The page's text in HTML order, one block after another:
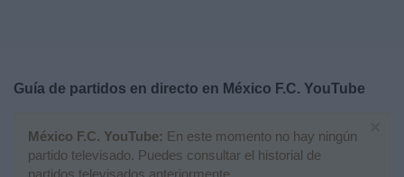
Guía de partidos en directo en México F.C. YouTube
México F.C. YouTube: En este momento no hay ningún
partido televisado. Puedes consultar el historial de
partidos televisados anteriormente.
Noticias
Widget